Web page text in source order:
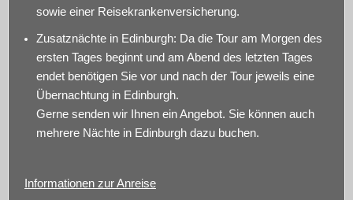
sowie einer Reisekrankenversicherung.
Zusatznächte in Edinburgh: Da die Tour am Morgen des
ersten Tages beginnt und am Abend des letzten Tages
endet benötigen Sie vor und nach der Tour jeweils eine
Übernachtung in Edinburgh.
Gerne senden wir Ihnen ein Angebot. Sie können auch
mehrere Nächte in Edinburgh dazu buchen.
Informationen zur Anreise